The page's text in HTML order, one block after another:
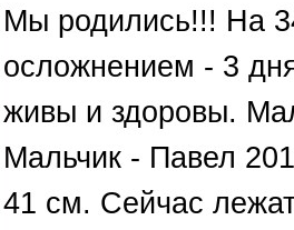
Мы родились!!! На
осложнением - 3
живы и здоровы.
Мальчик - Павел
41 см. Сейчас